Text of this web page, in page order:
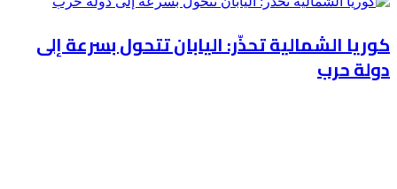
كوريا الشمالية تحذّر: اليابان تتحول بسرعة إلى
دولة حرب